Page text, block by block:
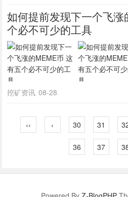
如何提前发现下一个飞
个必不可少的工具
挖矿资讯 08-28
‹‹ ‹ 30 31
36 37